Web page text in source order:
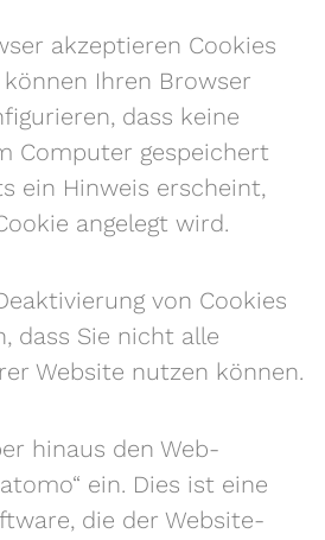
akzeptieren Cookies
Ihren Browser
dass keine
Computer gespeichert
ein Hinweis erscheint,
angelegt wird.
von Cookies
dass Sie nicht alle
Website nutzen können.
hinaus den Web-
ein. Dies ist eine
die der Website-